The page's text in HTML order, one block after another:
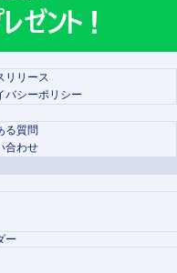
リリース
バシーポリシー
る質問
合わせ
ー